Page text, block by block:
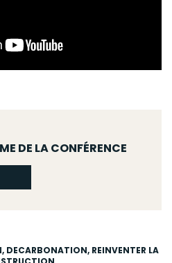
DE LA CONFÉRENCE
DECARBONATION, REINVENTER LA